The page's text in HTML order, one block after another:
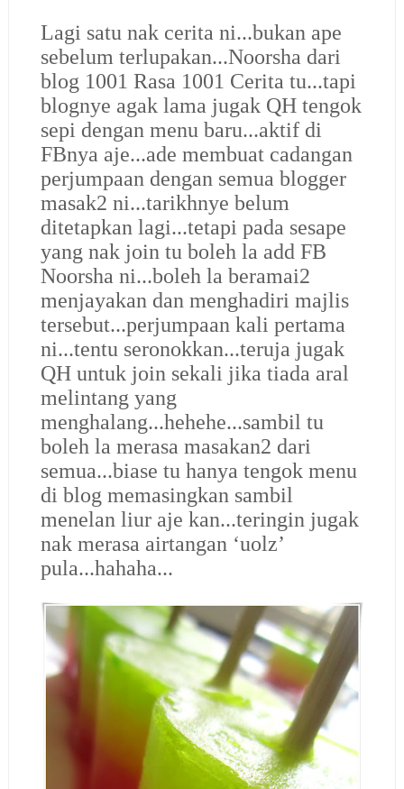
Lagi satu nak cerita ni...bukan ape
sebelum terlupakan...Noorsha dari
blog 1001 Rasa 1001 Cerita tu...tapi
blognye agak lama jugak QH tengok
sepi dengan menu baru...aktif di
FBnya aje...ade membuat cadangan
perjumpaan dengan semua blogger
masak2 ni...tarikhnye belum
ditetapkan lagi...tetapi pada sesape
yang nak join tu boleh la add FB
Noorsha ni...boleh la beramai2
menjayakan dan menghadiri majlis
tersebut...perjumpaan kali pertama
ni...tentu seronokkan...teruja jugak
QH untuk join sekali jika tiada aral
melintang yang
menghalang...hehehe...sambil tu
boleh la merasa masakan2 dari
semua...biase tu hanya tengok menu
di blog memasingkan sambil
menelan liur aje kan...teringin jugak
nak merasa airtangan ‘uolz’
pula...hahaha...